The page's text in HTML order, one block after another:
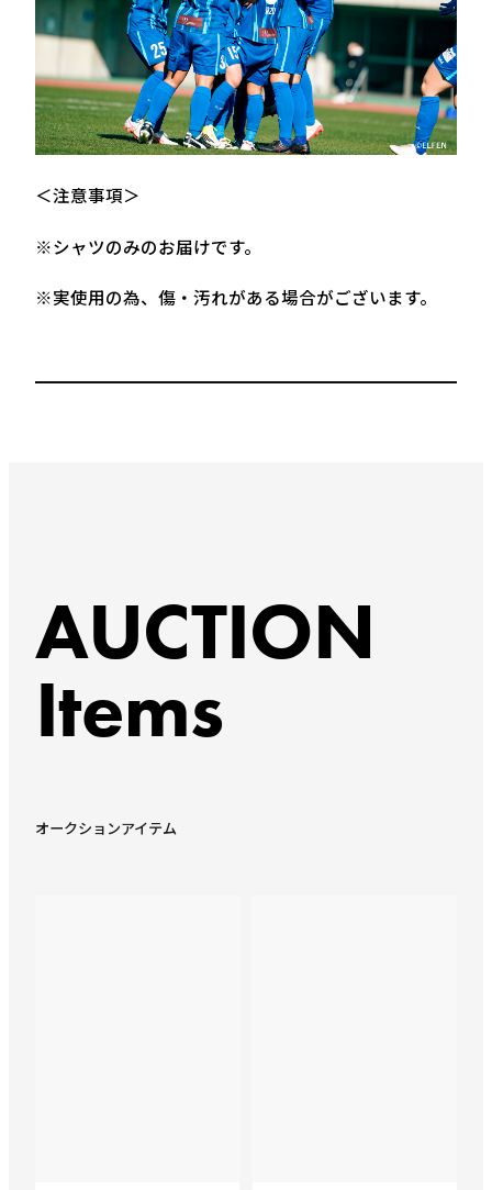
＜注意事項＞
※シャツのみのお届けです。
※実使用の為、傷・汚れがある場合がございます。
AUCTION
Items
オークションアイテム